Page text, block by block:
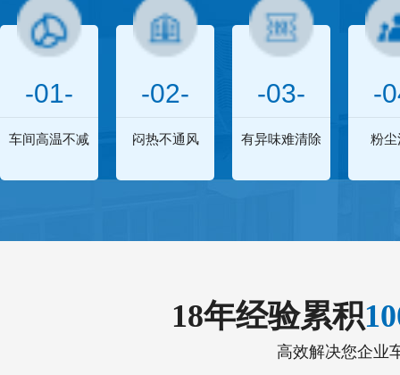
-01-
车间高温不减
-02-
闷热不通风
-03-
有异味难清除
-
粉尘
18年经验累积
高效解决您企业